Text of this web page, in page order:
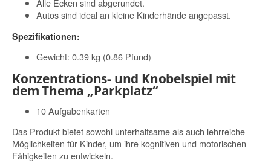
Alle Ecken sind abgerundet.
Autos sind ideal an kleine Kinderhände angepasst.
Spezifikationen:
Gewicht: 0.39 kg (0.86 Pfund)
Konzentrations- und Knobelspiel mit
dem Thema „Parkplatz“
10 Aufgabenkarten
Das Produkt bietet sowohl unterhaltsame als auch lehrreiche
Möglichkeiten für Kinder, um ihre kognitiven und motorischen
Fähigkeiten zu entwickeln.